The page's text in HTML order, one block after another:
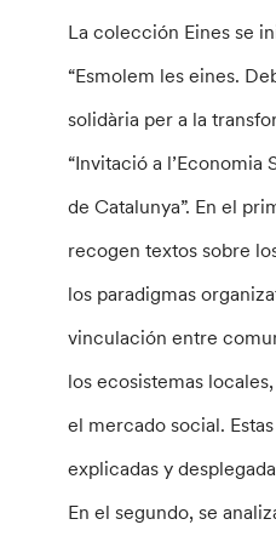
La colección Eines se
“Esmolem les eines.
solidària per a la
“Invitació a l’Economia
de Catalunya”. En el
recogen textos sobre
los paradigmas
vinculación entre
los ecosistemas
el mercado social.
explicadas y
En el segundo, se